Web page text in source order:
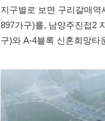
지구별로 보면 구리갈매역
897가구)를, 남양주진접2
구)와 A-4블록 신혼희망타